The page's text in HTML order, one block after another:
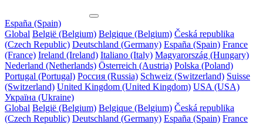
España (Spain)
Global België (Belgium) Belgique (Belgium) Česká republika
(Czech Republic) Deutschland (Germany) España (Spain) France
(France) Ireland (Ireland) Italiano (Italy) Magyarország (Hungary)
Nederland (Netherlands) Österreich (Austria) Polska (Poland)
Portugal (Portugal) Россия (Russia) Schweiz (Switzerland) Suisse
(Switzerland) United Kingdom (United Kingdom) USA (USA)
Україна (Ukraine)
Global België (Belgium) Belgique (Belgium) Česká republika
(Czech Republic) Deutschland (Germany) España (Spain) France